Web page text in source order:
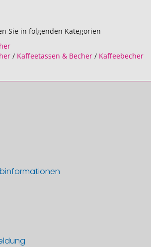
Sie in folgenden Kategorien
/ Kaffeetassen & Becher / Kaffeebecher